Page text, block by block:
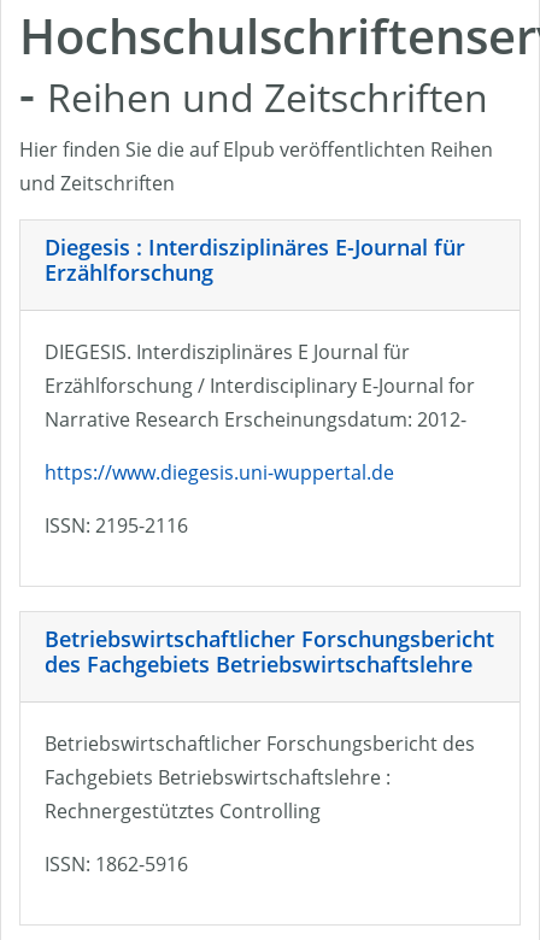
- Reihen und Zeitschriften
Hier finden Sie die auf Elpub veröffentlichten Reihen
und Zeitschriften
Diegesis : Interdisziplinäres E-Journal für
Erzählforschung
DIEGESIS. Interdisziplinäres E Journal für
Erzählforschung / Interdisciplinary E-Journal for
Narrative Research Erscheinungsdatum: 2012-
https://www.diegesis.uni-wuppertal.de
ISSN: 2195-2116
Betriebswirtschaftlicher Forschungsbericht
des Fachgebiets Betriebswirtschaftslehre
Betriebswirtschaftlicher Forschungsbericht des
Fachgebiets Betriebswirtschaftslehre :
Rechnergestütztes Controlling
ISSN: 1862-5916